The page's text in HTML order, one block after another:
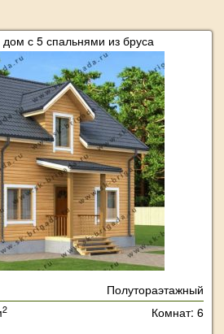
с 5 спальнями из бруса
Полутораэтажный
2 Комнат: 6